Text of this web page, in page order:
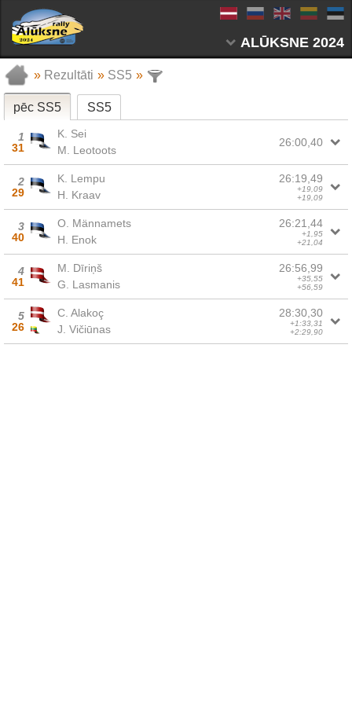
ALŪKSNE 2024
» Rezultāti » SS5 »
pēc SS5 SS5
1
31
K. Sei
M. Leotoots
26:00,40
2
29
K. Lempu
H. Kraav
26:19,49
+19,09
+19,09
3
40
O. Männamets
H. Enok
26:21,44
+1,95
+21,04
4
41
M. Dīriņš
G. Lasmanis
26:56,99
+35,55
+56,59
5
26
C. Alakoç
J. Vičiūnas
28:30,30
+1:33,31
+2:29,90